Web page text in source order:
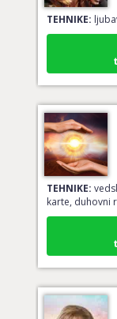
TEHNIKE:
TEHNIKE:
karte, duhovni